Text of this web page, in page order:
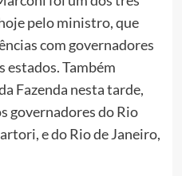
pelo ministro, que
com governadores
estados. Também
Fazenda nesta tarde,
governadores do Rio
e do Rio de Janeiro,